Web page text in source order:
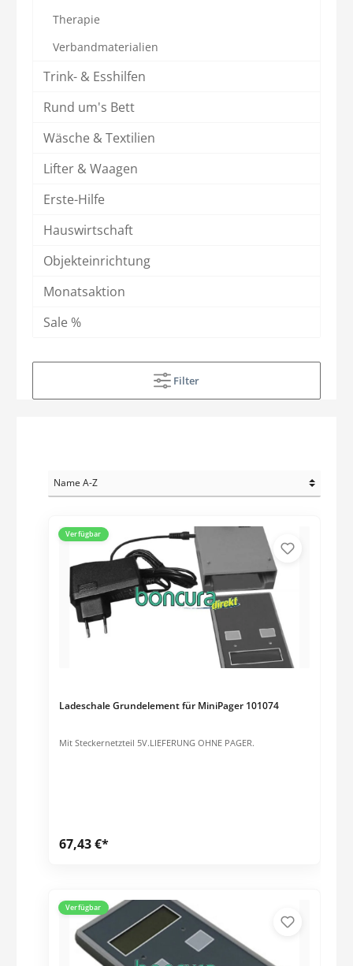
Therapie
Verbandmaterialien
Trink- & Esshilfen
Rund um's Bett
Wäsche & Textilien
Lifter & Waagen
Erste-Hilfe
Hauswirtschaft
Objekteinrichtung
Monatsaktion
Sale %
Filter
Verfügbar
Ladeschale Grundelement für MiniPager 101074
Mit Steckernetzteil 5V.LIEFERUNG OHNE PAGER.
67,43 €*
Verfügbar